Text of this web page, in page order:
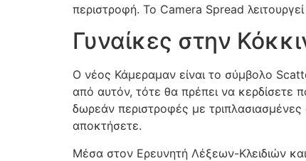
περιστροφή. Το Camera Spread
Γυναίκες στην
Ο νέος Κάμεραμαν είναι το σύμβολο
από αυτόν, τότε θα πρέπει να κερδίσετε
δωρεάν περιστροφές με
αποκτήσετε.
Μέσα στον Ερευνητή Λέξεων-Κλειδιών